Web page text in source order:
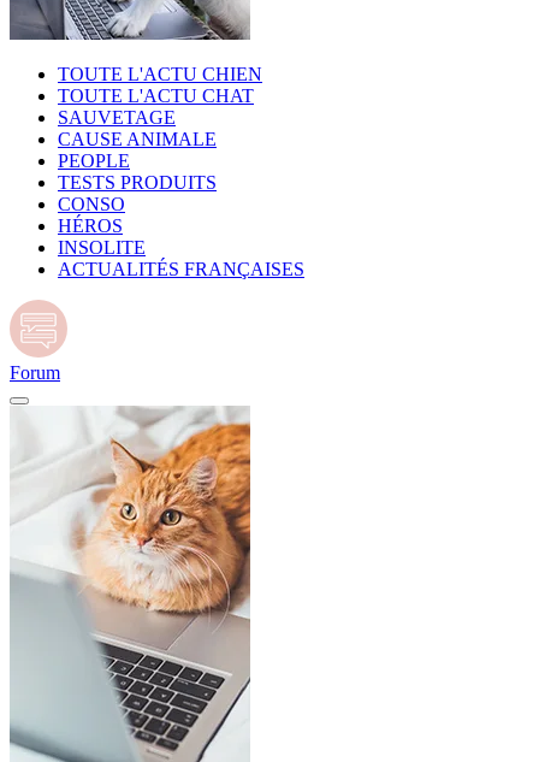
TOUTE L'ACTU CHIEN
TOUTE L'ACTU CHAT
SAUVETAGE
CAUSE ANIMALE
PEOPLE
TESTS PRODUITS
CONSO
HÉROS
INSOLITE
ACTUALITÉS FRANÇAISES
Forum